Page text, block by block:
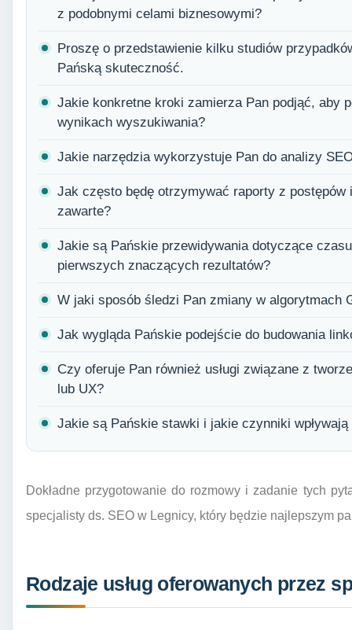
z podobnymi celami biznesowymi?
Proszę o przedstawienie kilku studiów
Pańską skuteczność.
Jakie konkretne kroki zamierza Pan podjąć, aby
wynikach wyszukiwania?
Jakie narzędzia wykorzystuje Pan do analizy
Jak często będę otrzymywać raporty z
zawarte?
Jakie są Pańskie przewidywania dotyczące
pierwszych znaczących rezultatów?
W jaki sposób śledzi Pan zmiany w algorytmach
Jak wygląda Pańskie podejście do budowania
Czy oferuje Pan również usługi związane z
lub UX?
Jakie są Pańskie stawki i jakie czynniki wpływają
Dokładne przygotowanie do rozmowy i zadanie tych
specjalisty ds. SEO w Legnicy, który będzie najlepszym
Rodzaje usług oferowanych przez